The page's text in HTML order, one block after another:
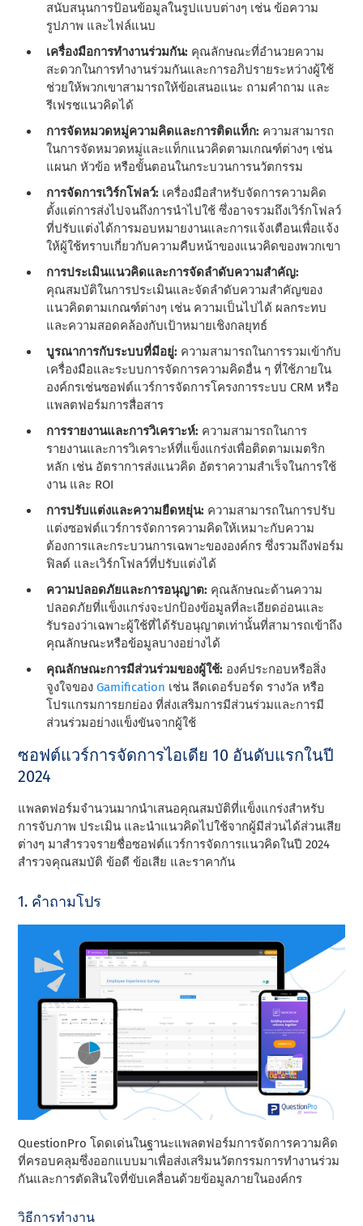
สนับสนุนการป้อนข้อมูลในรูปแบบต่างๆ เช่น ข้อความ
รูปภาพ และไฟล์แนบ
เครื่องมือการทํางานร่วมกัน: คุณลักษณะที่อํานวยความ
สะดวกในการทํางานร่วมกันและการอภิปรายระหว่างผู้ใช้
ช่วยให้พวกเขาสามารถให้ข้อเสนอแนะ ถามคําถาม และ
รีเฟรชแนวคิดได้
การจัดหมวดหมู่ความคิดและการติดแท็ก: ความสามารถ
ในการจัดหมวดหมู่และแท็กแนวคิดตามเกณฑ์ต่างๆ เช่น
แผนก หัวข้อ หรือขั้นตอนในกระบวนการนวัตกรรม
การจัดการเวิร์กโฟลว์: เครื่องมือสําหรับจัดการความคิด
ตั้งแต่การส่งไปจนถึงการนําไปใช้ ซึ่งอาจรวมถึงเวิร์กโฟลว์
ที่ปรับแต่งได้การมอบหมายงานและการแจ้งเตือนเพื่อแจ้ง
ให้ผู้ใช้ทราบเกี่ยวกับความคืบหน้าของแนวคิดของพวกเขา
การประเมินแนวคิดและการจัดลําดับความสําคัญ:
คุณสมบัติในการประเมินและจัดลําดับความสําคัญของ
แนวคิดตามเกณฑ์ต่างๆ เช่น ความเป็นไปได้ ผลกระทบ
และความสอดคล้องกับเป้าหมายเชิงกลยุทธ์
บูรณาการกับระบบที่มีอยู่: ความสามารถในการรวมเข้ากับ
เครื่องมือและระบบการจัดการความคิดอื่น ๆ ที่ใช้ภายใน
องค์กรเช่นซอฟต์แวร์การจัดการโครงการระบบ CRM หรือ
แพลตฟอร์มการสื่อสาร
การรายงานและการวิเคราะห์: ความสามารถในการ
รายงานและการวิเคราะห์ที่แข็งแกร่งเพื่อติดตามเมตริก
หลัก เช่น อัตราการส่งแนวคิด อัตราความสําเร็จในการใช้
งาน และ ROI
การปรับแต่งและความยืดหยุ่น: ความสามารถในการปรับ
แต่งซอฟต์แวร์การจัดการความคิดให้เหมาะกับความ
ต้องการและกระบวนการเฉพาะขององค์กร ซึ่งรวมถึงฟอร์ม
ฟิลด์ และเวิร์กโฟลว์ที่ปรับแต่งได้
ความปลอดภัยและการอนุญาต: คุณลักษณะด้านความ
ปลอดภัยที่แข็งแกร่งจะปกป้องข้อมูลที่ละเอียดอ่อนและ
รับรองว่าเฉพาะผู้ใช้ที่ได้รับอนุญาตเท่านั้นที่สามารถเข้าถึง
คุณลักษณะหรือข้อมูลบางอย่างได้
คุณลักษณะการมีส่วนร่วมของผู้ใช้: องค์ประกอบหรือสิ่ง
จูงใจของGamification เช่น ลีดเดอร์บอร์ด รางวัล หรือ
โปรแกรมการยกย่อง ที่ส่งเสริมการมีส่วนร่วมและการมี
ส่วนร่วมอย่างแข็งขันจากผู้ใช้
ซอฟต์แวร์การจัดการไอเดีย 10 อันดับแรกในปี
2024
แพลตฟอร์มจํานวนมากนําเสนอคุณสมบัติที่แข็งแกร่งสําหรับ
การจับภาพ ประเมิน และนําแนวคิดไปใช้จากผู้มีส่วนได้ส่วนเสีย
ต่างๆ มาสํารวจรายชื่อซอฟต์แวร์การจัดการแนวคิดในปี 2024
สํารวจคุณสมบัติ ข้อดี ข้อเสีย และราคากัน
1. คําถามโปร
QuestionPro โดดเด่นในฐานะแพลตฟอร์มการจัดการความคิด
ที่ครอบคลุมซึ่งออกแบบมาเพื่อส่งเสริมนวัตกรรมการทํางานร่วม
กันและการตัดสินใจที่ขับเคลื่อนด้วยข้อมูลภายในองค์กร
วิธีการทํางาน